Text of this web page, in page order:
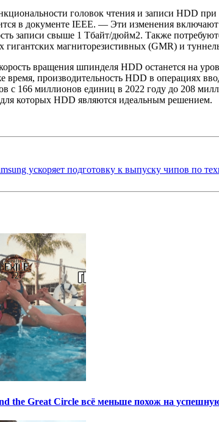
головок чтения и записи HDD
в документе IEEE. — Эти изменения
записи свыше 1 Тбайт/дюйм2. Также
гигантских магниторезистивных (GMR) и
вращения шпинделя HDD останется на
время, производительность HDD в операциях
с 166 миллионов единиц в 2022 году до 208
которых HDD являются идеальным решением.
ускоряет подготовку к выпуску чипов по
the Great Circle всё меньше похож на